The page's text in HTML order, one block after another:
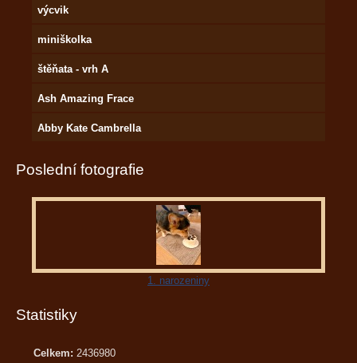
výcvik
miniškolka
štěňata - vrh A
Ash Amazing Frace
Abby Kate Cambrella
Poslední fotografie
1. narozeniny
Statistiky
Celkem: 2436980